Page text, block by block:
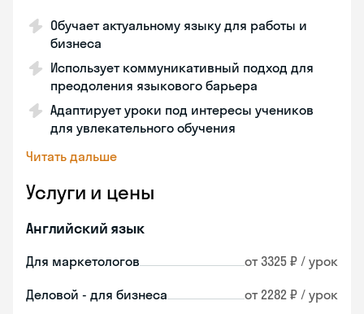
Обучает актуальному языку для работы и
бизнеса
Использует коммуникативный подход для
преодоления языкового барьера
Адаптирует уроки под интересы учеников
для увлекательного обучения
Читать дальше
Услуги и цены
Английский язык
Для маркетологов от 3325 ₽ / урок
Деловой - для бизнеса от 2282 ₽ / урок